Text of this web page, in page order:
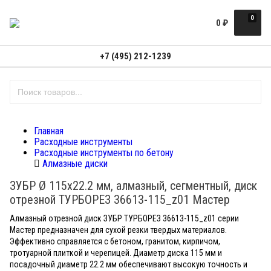
0
0 ₽
+7 (495) 212-1239
Главная
Расходные инструменты
Расходные инструменты по бетону
Алмазные диски
ЗУБР Ø 115x22.2 мм, алмазный, сегментный, диск
отрезной ТУРБОРЕЗ 36613-115_z01 Мастер
Алмазный отрезной диск ЗУБР ТУРБОРЕЗ 36613-115_z01 серии
Мастер предназначен для сухой резки твердых материалов.
Эффективно справляется с бетоном, гранитом, кирпичом,
тротуарной плиткой и черепицей. Диаметр диска 115 мм и
посадочный диаметр 22.2 мм обеспечивают высокую точность и